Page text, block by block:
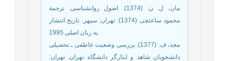
مان، ل. ن. (1374). اصول روانشناسی. ترجمة
محمود ساعتچی (1374). تهران: سپهر. تاریخ انتشار
به زبان اصلی 1995.
مجد، ف. (1377). بررسی وضعیت عاطفی ـ تحصیلی
دانشجویان شاهد و ایثارگر دانشگاه تهران. تهران: